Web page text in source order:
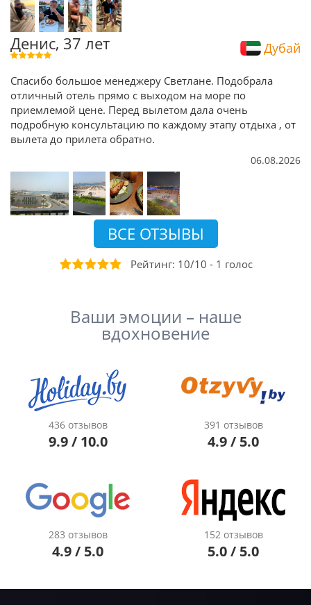
Денис, 37 лет Дубай
Спасибо большое менеджеру Светлане. Подобрала
отличный отель прямо с выходом на море по
приемлемой цене. Перед вылетом дала очень
подробную консультацию по каждому этапу отдыха , от
вылета до прилета обратно.
06.08.2026
ВСЕ ОТЗЫВЫ
Рейтинг: 10/10 - 1 голос
Ваши эмоции – наше
вдохновение
436 отзывов
9.9 / 10.0
391 отзывов
4.9 / 5.0
283 отзывов
4.9 / 5.0
152 отзывов
5.0 / 5.0